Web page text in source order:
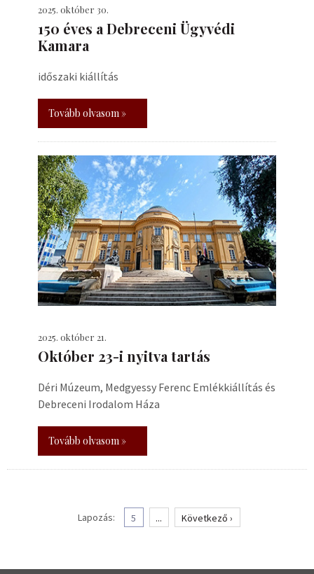
2025. október 30.
150 éves a Debreceni Ügyvédi
Kamara
időszaki kiállítás
Tovább olvasom »
2025. október 21.
Október 23-i nyitva tartás
Déri Múzeum, Medgyessy Ferenc Emlékkiállítás és
Debreceni Irodalom Háza
Tovább olvasom »
Lapozás: 5 ... Következő ›